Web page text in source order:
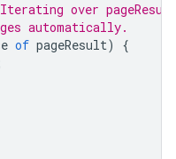
over
automatically.
of pageResult)
{